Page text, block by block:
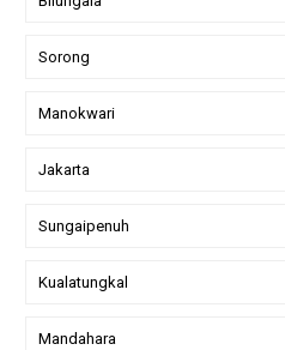
Sorong
Manokwari
Jakarta
Sungaipenuh
Kualatungkal
Mandahara